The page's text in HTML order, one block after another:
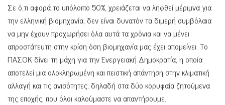
Σε ό,τι αφορά το υπόλοιπο 50%, χρειάζεται να ληφθεί μέριμνα για
την ελληνική βιομηχανία, δεν είναι δυνατόν τα διμερή συμβόλαια
να μην έχουν προχωρήσει όλα αυτά τα χρόνια και να μένει
απροστάτευτη στην κρίση όση βιομηχανία μας έχει απομείνει. Το
ΠΑΣΟΚ δίνει τη μάχη για την Ενεργειακή Δημοκρατία, η οποία
αποτελεί μια ολοκληρωμένη και πειστική απάντηση στην κλιματική
αλλαγή και τις ανισότητες, δηλαδή στα δύο κορυφαία ζητούμενα
της εποχής, που όλοι καλούμαστε να απαντήσουμε.